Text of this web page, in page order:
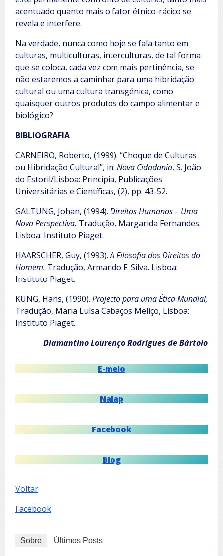
acentuado quanto mais o fator étnico-rácico se
revela e interfere.
Na verdade, nunca como hoje se fala tanto em
culturas, multiculturas, interculturas, de tal forma
que se coloca, cada vez com mais pertinência, se
não estaremos a caminhar para uma hibridação
cultural ou uma cultura transgénica, como
quaisquer outros produtos do campo alimentar e
biológico?
BIBLIOGRAFIA
CARNEIRO, Roberto, (1999). “Choque de Culturas
ou Hibridação Cultural”, in: Nova Cidadania, S. João
do Estoril/Lisboa: Principia, Publicações
Universitárias e Científicas, (2), pp. 43-52.
GALTUNG, Johan, (1994). Direitos Humanos – Uma
Nova Perspectiva. Tradução, Margarida Fernandes.
Lisboa: Instituto Piaget.
HAARSCHER, Guy, (1993).A Filosofia dos Direitos do
Homem. Tradução, Armando F. Silva. Lisboa:
Instituto Piaget.
KUNG, Hans, (1990). Projecto para uma Ética Mundial,
Tradução, Maria Luísa Cabaços Meliço, Lisboa:
Instituto Piaget.
Diamantino Lourenço Rodrigues de Bártolo
E-meio
Nalap
Facebook
Blog
Voltar
Facebook
Sobre Últimos Posts